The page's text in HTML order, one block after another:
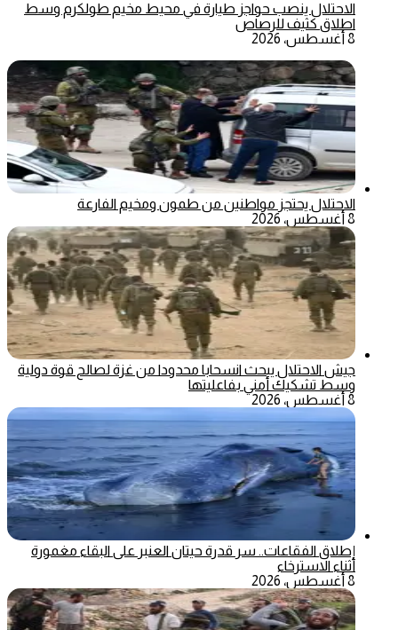
الاحتلال ينصب حواجز طيارة في محيط مخيم طولكرم وسط
اطلاق كثيف للرصاص
8 أغسطس، 2026
الاحتلال يحتجز مواطنين من طمون ومخيم الفارعة
8 أغسطس، 2026
جيش الاحتلال يبحث انسحابا محدودا من غزة لصالح قوة دولية
وسط تشكيك أمني بفاعليتها
8 أغسطس، 2026
إطلاق الفقاعات.. سر قدرة حيتان العنبر على البقاء مغمورة
أثناء الاسترخاء
8 أغسطس، 2026